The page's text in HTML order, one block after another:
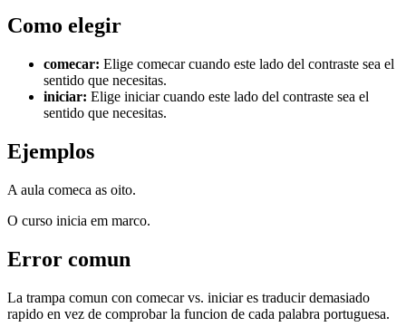
Como elegir
comecar: Elige comecar cuando este lado del contraste sea el
sentido que necesitas.
iniciar: Elige iniciar cuando este lado del contraste sea el
sentido que necesitas.
Ejemplos
A aula comeca as oito.
O curso inicia em marco.
Error comun
La trampa comun con comecar vs. iniciar es traducir demasiado
rapido en vez de comprobar la funcion de cada palabra portuguesa.